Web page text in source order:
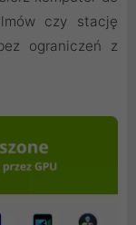
czy stację
ograniczeń z